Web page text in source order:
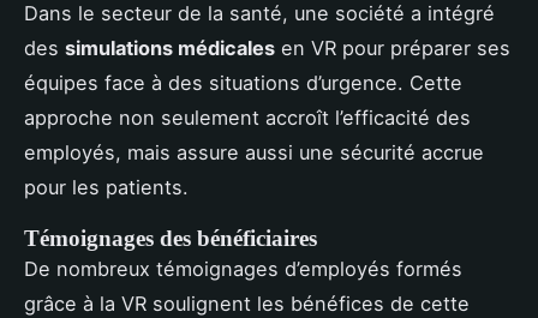
Dans le secteur de la santé, une société a intégré
des simulations médicales en VR pour préparer ses
équipes face à des situations d’urgence. Cette
approche non seulement accroît l’efficacité des
employés, mais assure aussi une sécurité accrue
pour les patients.
Témoignages des bénéficiaires
De nombreux témoignages d’employés formés
grâce à la VR soulignent les bénéfices de cette